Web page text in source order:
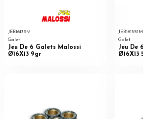
JEB16139M
Galet
Jeu De 6 Galets Malossi
Ø16X13 9gr
JEB161351M
Galet
Jeu De
Ø16X13